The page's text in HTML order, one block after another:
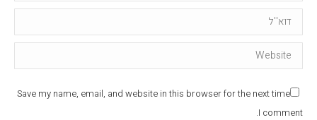
Email *
Website
Save my name, email, and website in this browser for the next time
I comment.